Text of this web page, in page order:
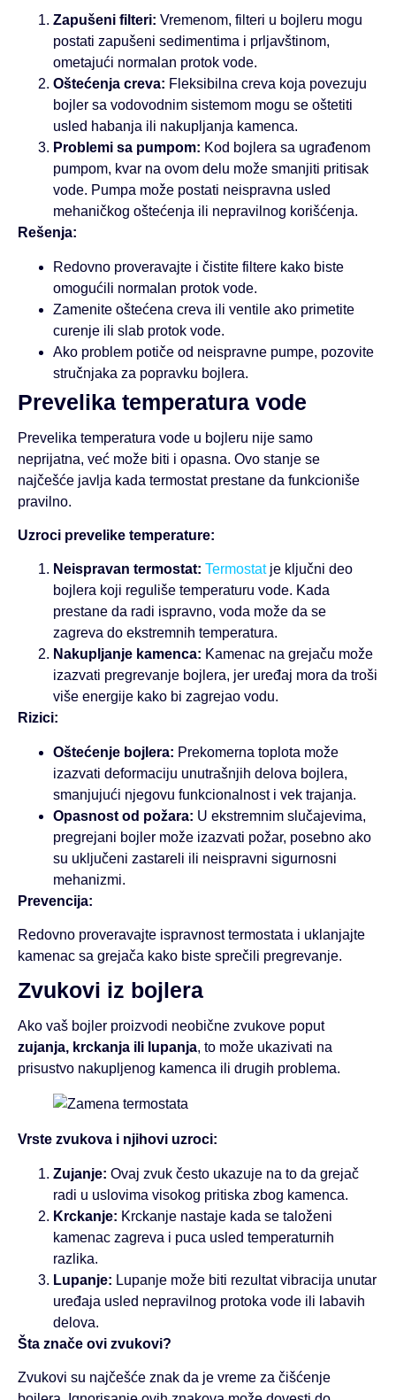
Zapušeni filteri: Vremenom, filteri u bojleru mogu
postati zapušeni sedimentima i prljavštinom,
ometajući normalan protok vode.
Oštećenja creva: Fleksibilna creva koja povezuju
bojler sa vodovodnim sistemom mogu se oštetiti
usled habanja ili nakupljanja kamenca.
Problemi sa pumpom: Kod bojlera sa ugrađenom
pumpom, kvar na ovom delu može smanjiti pritisak
vode. Pumpa može postati neispravna usled
mehaničkog oštećenja ili nepravilnog korišćenja.
Rešenja:
Redovno proveravajte i čistite filtere kako biste
omogućili normalan protok vode.
Zamenite oštećena creva ili ventile ako primetite
curenje ili slab protok vode.
Ako problem potiče od neispravne pumpe, pozovite
stručnjaka za popravku bojlera.
Prevelika temperatura vode
Prevelika temperatura vode u bojleru nije samo
neprijatna, već može biti i opasna. Ovo stanje se
najčešće javlja kada termostat prestane da funkcioniše
pravilno.
Uzroci prevelike temperature:
Neispravan termostat: Termostatje ključni deo
bojlera koji reguliše temperaturu vode. Kada
prestane da radi ispravno, voda može da se
zagreva do ekstremnih temperatura.
Nakupljanje kamenca: Kamenac na grejaču može
izazvati pregrevanje bojlera, jer uređaj mora da troši
više energije kako bi zagrejao vodu.
Rizici:
Oštećenje bojlera: Prekomerna toplota može
izazvati deformaciju unutrašnjih delova bojlera,
smanjujući njegovu funkcionalnost i vek trajanja.
Opasnost od požara: U ekstremnim slučajevima,
pregrejani bojler može izazvati požar, posebno ako
su uključeni zastareli ili neispravni sigurnosni
mehanizmi.
Prevencija:
Redovno proveravajte ispravnost termostata i uklanjajte
kamenac sa grejača kako biste sprečili pregrevanje.
Zvukovi iz bojlera
Ako vaš bojler proizvodi neobične zvukove poput
zujanja, krckanja ili lupanja, to može ukazivati na
prisustvo nakupljenog kamenca ili drugih problema.
Vrste zvukova i njihovi uzroci:
Zujanje: Ovaj zvuk često ukazuje na to da grejač
radi u uslovima visokog pritiska zbog kamenca.
Krckanje: Krckanje nastaje kada se taloženi
kamenac zagreva i puca usled temperaturnih
razlika.
Lupanje: Lupanje može biti rezultat vibracija unutar
uređaja usled nepravilnog protoka vode ili labavih
delova.
Šta znače ovi zvukovi?
Zvukovi su najčešće znak da je vreme za čišćenje